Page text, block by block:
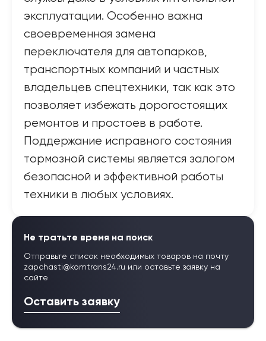
эксплуатации. Особенно важна
своевременная замена
переключателя для автопарков,
транспортных компаний и частных
владельцев спецтехники, так как это
позволяет избежать дорогостоящих
ремонтов и простоев в работе.
Поддержание исправного состояния
тормозной системы является залогом
безопасной и эффективной работы
техники в любых условиях.
Не тратьте время на поиск
Отправьте список необходимых товаров на почту
zapchasti@komtrans24.ru или оставьте заявку на
сайте
Оставить заявку